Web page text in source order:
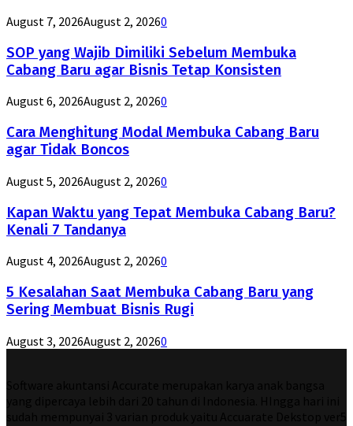
August 7, 2026August 2, 20260
SOP yang Wajib Dimiliki Sebelum Membuka
Cabang Baru agar Bisnis Tetap Konsisten
August 6, 2026August 2, 20260
Cara Menghitung Modal Membuka Cabang Baru
agar Tidak Boncos
August 5, 2026August 2, 20260
Kapan Waktu yang Tepat Membuka Cabang Baru?
Kenali 7 Tandanya
August 4, 2026August 2, 20260
5 Kesalahan Saat Membuka Cabang Baru yang
Sering Membuat Bisnis Rugi
August 3, 2026August 2, 20260